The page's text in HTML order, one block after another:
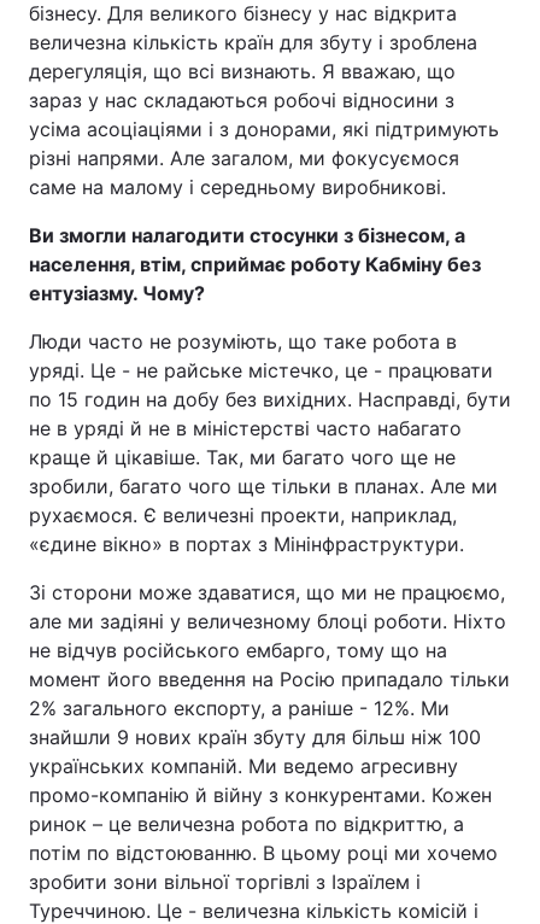
бізнесу. Для великого бізнесу у нас відкрита
величезна кількість країн для збуту і зроблена
дерегуляція, що всі визнають. Я вважаю, що
зараз у нас складаються робочі відносини з
усіма асоціаціями і з донорами, які підтримують
різні напрями. Але загалом, ми фокусуємося
саме на малому і середньому виробникові.
Ви змогли налагодити стосунки з бізнесом, а
населення, втім, сприймає роботу Кабміну без
ентузіазму. Чому?
Люди часто не розуміють, що таке робота в
уряді. Це - не райське містечко, це - працювати
по 15 годин на добу без вихідних. Насправді, бути
не в уряді й не в міністерстві часто набагато
краще й цікавіше. Так, ми багато чого ще не
зробили, багато чого ще тільки в планах. Але ми
рухаємося. Є величезні проекти, наприклад,
«єдине вікно» в портах з Мінінфраструктури.
Зі сторони може здаватися, що ми не працюємо,
але ми задіяні у величезному блоці роботи. Ніхто
не відчув російського ембарго, тому що на
момент його введення на Росію припадало тільки
2% загального експорту, а раніше - 12%. Ми
знайшли 9 нових країн збуту для більш ніж 100
українських компаній. Ми ведемо агресивну
промо-компанію й війну з конкурентами. Кожен
ринок – це величезна робота по відкриттю, а
потім по відстоюванню. В цьому році ми хочемо
зробити зони вільної торгівлі з Ізраїлем і
Туреччиною. Це - величезна кількість комісій і